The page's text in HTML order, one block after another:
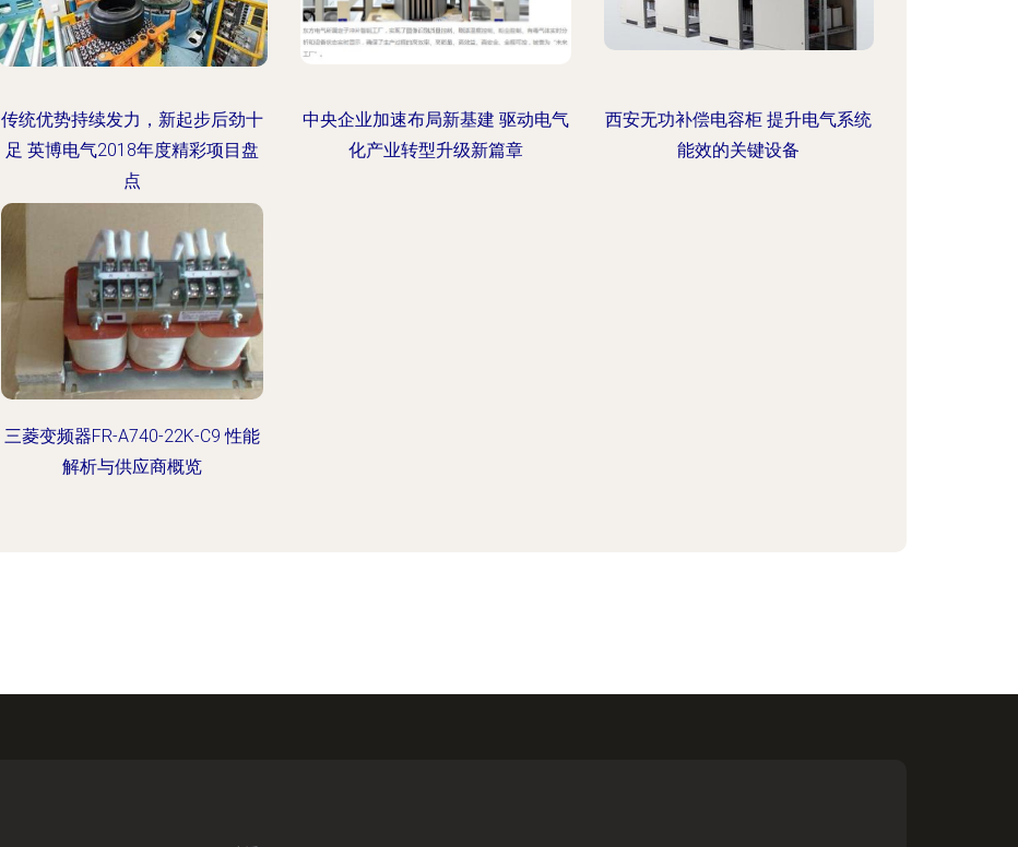
传统优势持续发力，新起步后劲十
足 英博电气2018年度精彩项目盘
点
中央企业加速布局新基建 驱动电气
化产业转型升级新篇章
西安无功补偿电容柜 提升电气系统
能效的关键设备
三菱变频器FR-A740-22K-C9 性能
解析与供应商概览